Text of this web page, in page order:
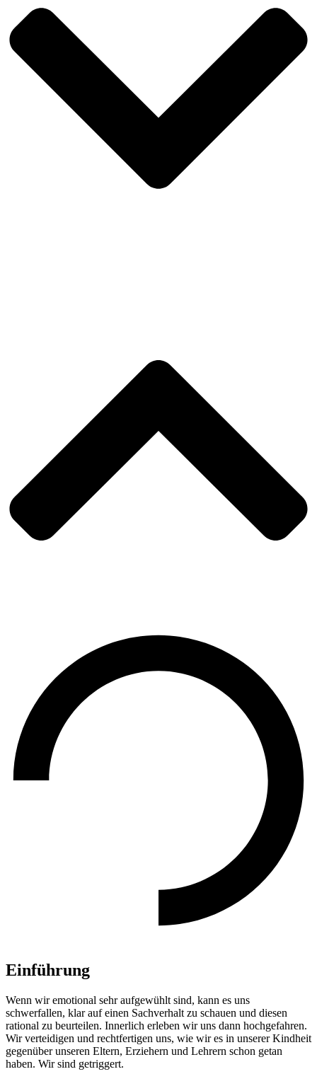
Einführung
Wenn wir emotional sehr aufgewühlt sind, kann es uns
schwerfallen, klar auf einen Sachverhalt zu schauen und diesen
rational zu beurteilen. Innerlich erleben wir uns dann hochgefahren.
Wir verteidigen und rechtfertigen uns, wie wir es in unserer Kindheit
gegenüber unseren Eltern, Erziehern und Lehrern schon getan
haben. Wir sind getriggert.